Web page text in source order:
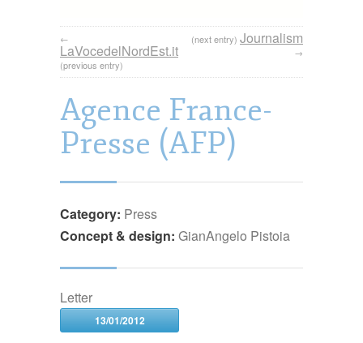
←
LaVocedelNordEst.it
(previous entry)
(next entry) Journalism
→
Agence France-
Presse (AFP)
Category: Press
Concept & design: GianAngelo Pistoia
Letter
13/01/2012